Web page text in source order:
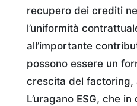
recupero dei crediti
l’uniformità
all’importante
possono essere un
crescita del factoring,
L’uragano ESG, che